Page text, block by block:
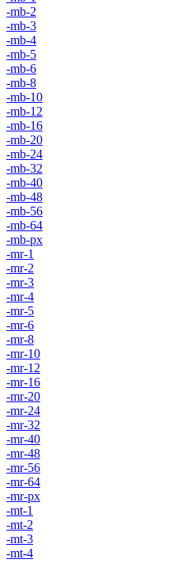
-mb-2
-mb-3
-mb-4
-mb-5
-mb-6
-mb-8
-mb-10
-mb-12
-mb-16
-mb-20
-mb-24
-mb-32
-mb-40
-mb-48
-mb-56
-mb-64
-mb-px
-mr-1
-mr-2
-mr-3
-mr-4
-mr-5
-mr-6
-mr-8
-mr-10
-mr-12
-mr-16
-mr-20
-mr-24
-mr-32
-mr-40
-mr-48
-mr-56
-mr-64
-mr-px
-mt-1
-mt-2
-mt-3
-mt-4